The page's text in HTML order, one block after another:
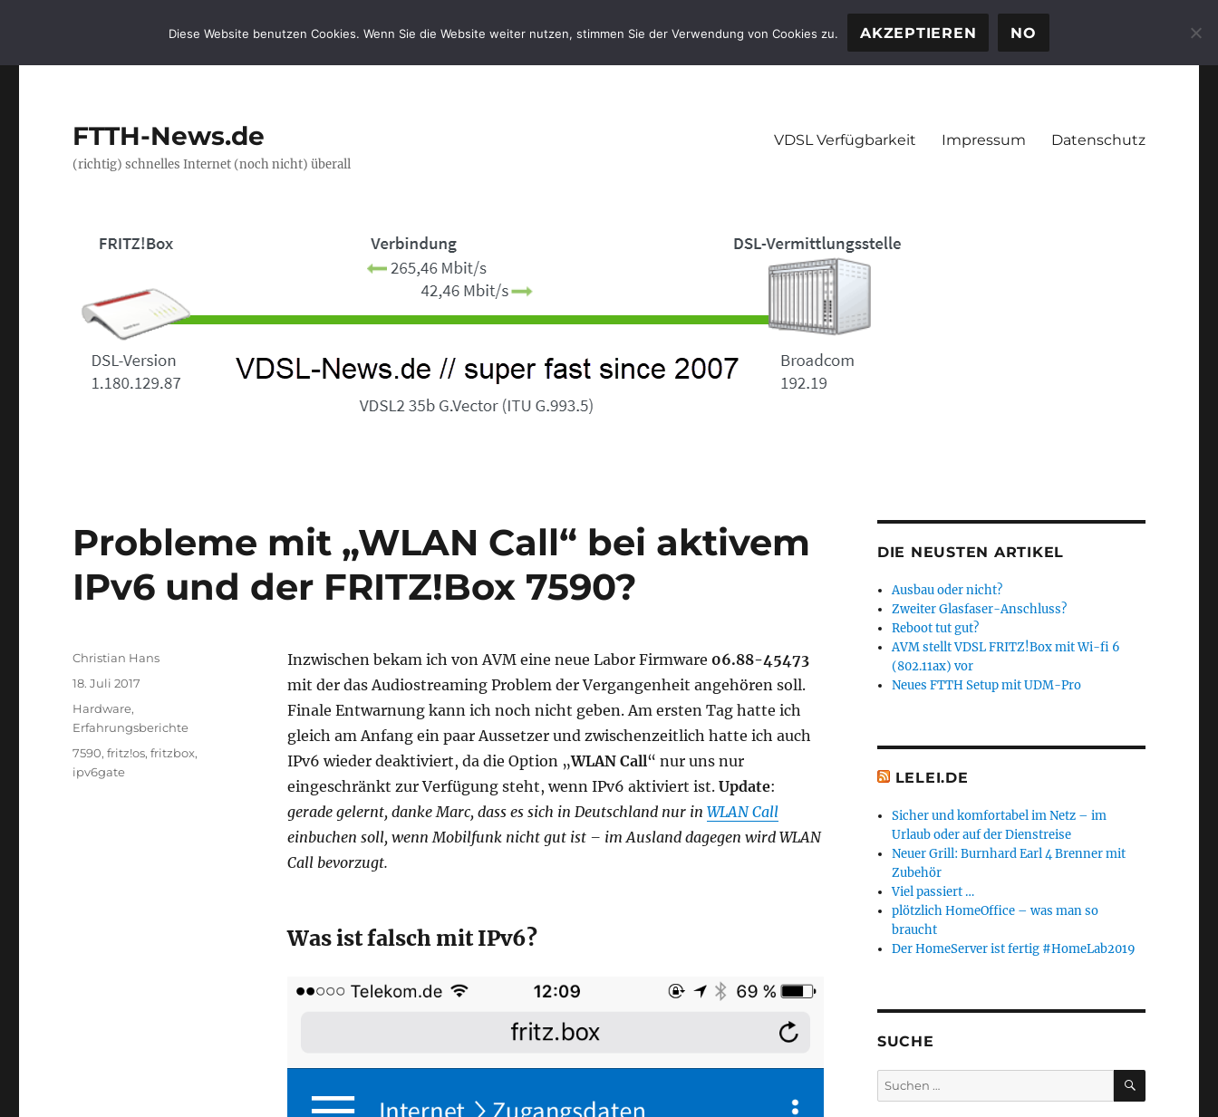
FTTH-News.de
(richtig) schnelles Internet (noch nicht) überall
VDSL Verfügbarkeit Impressum Datenschutz
Probleme mit „WLAN Call“ bei aktivem
IPv6 und der FRITZ!Box 7590?
Inzwischen bekam ich von AVM eine neue Labor Firmware 06.88-45473
mit der das Audiostreaming Problem der Vergangenheit angehören soll.
Finale Entwarnung kann ich noch nicht geben. Am ersten Tag hatte ich
gleich am Anfang ein paar Aussetzer und zwischenzeitlich hatte ich auch
IPv6 wieder deaktiviert, da die Option „WLAN Call“ nur uns nur
eingeschränkt zur Verfügung steht, wenn IPv6 aktiviert ist. Update:
gerade gelernt, danke Marc, dass es sich in Deutschland nur in WLAN Call
einbuchen soll, wenn Mobilfunk nicht gut ist – im Ausland dagegen wird WLAN
Call bevorzugt.
Was ist falsch mit IPv6?
Autor
Christian Hans
Veröffentlicht
18. Juli 2017
Kategorien
Hardware,
Erfahrungsberichte
Schlagwörter
7590,fritz!os,fritzbox,
ipv6gate
DIE NEUSTEN ARTIKEL
Ausbau oder nicht?
Zweiter Glasfaser-Anschluss?
Reboot tut gut?
AVM stellt VDSL FRITZ!Box mit Wi-fi 6
(802.11ax) vor
Neues FTTH Setup mit UDM-Pro
LELEI.DE
Sicher und komfortabel im Netz – im
Urlaub oder auf der Dienstreise
Neuer Grill: Burnhard Earl 4 Brenner mit
Zubehör
Viel passiert …
plötzlich HomeOffice – was man so
braucht
Der HomeServer ist fertig #HomeLab2019
SUCHE
Suchen
nach:
SUCHEN
Diese Website benutzen Cookies. Wenn Sie die Website weiter nutzen, stimmen Sie der Verwendung von Cookies zu. AKZEPTIEREN NO